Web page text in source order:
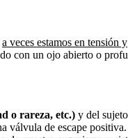
a veces estamos en tensión y
con un ojo abierto o
o rareza, etc.) y del sujeto
válvula de escape